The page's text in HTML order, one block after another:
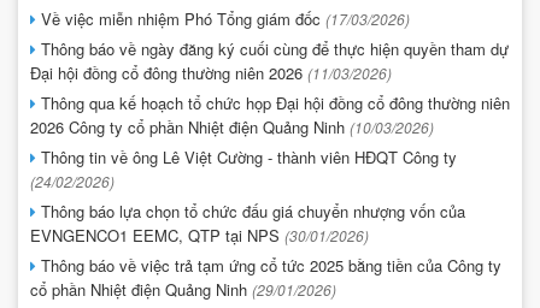
Về việc miễn nhiệm Phó Tổng giám đốc (17/03/2026)
Thông báo về ngày đăng ký cuối cùng để thực hiện quyền tham dự
Đại hội đồng cổ đông thường niên 2026 (11/03/2026)
Thông qua kế hoạch tổ chức họp Đại hội đồng cổ đông thường niên
2026 Công ty cổ phần Nhiệt điện Quảng Ninh (10/03/2026)
Thông tin về ông Lê Việt Cường - thành viên HĐQT Công ty
(24/02/2026)
Thông báo lựa chọn tổ chức đấu giá chuyển nhượng vốn của
EVNGENCO1 EEMC, QTP tại NPS (30/01/2026)
Thông báo về việc trả tạm ứng cổ tức 2025 bằng tiền của Công ty
cổ phần Nhiệt điện Quảng Ninh (29/01/2026)